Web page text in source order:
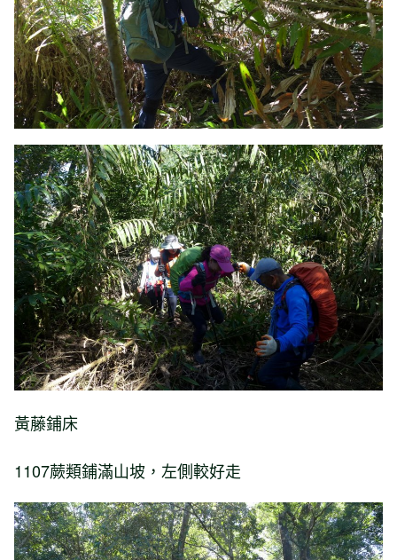
黃藤鋪床
1107蕨類鋪滿山坡，左側較好走